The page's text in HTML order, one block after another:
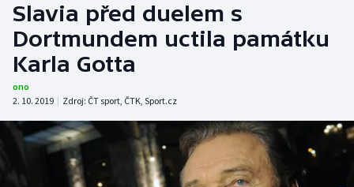
Hokej
Tenis
Atletika
Cyklistika
DALŠÍ SPORTY
Slavia před duelem s
Dortmundem uctila památku
Karla Gotta
ono
2. 10. 2019 | Zdroj: ČT sport, ČTK, Sport.cz